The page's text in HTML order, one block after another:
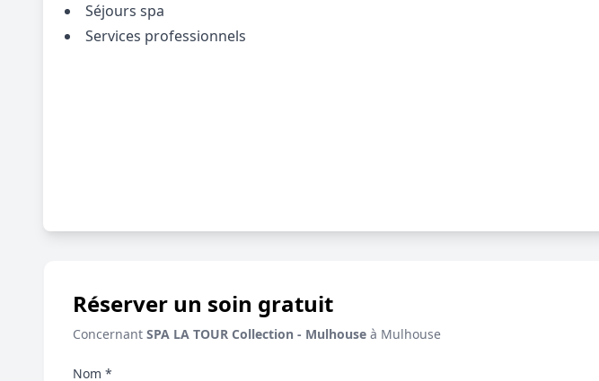
Séjours spa
Services professionnels
Réserver un soin gratuit
Concernant SPA LA TOUR Collection - Mulhouse à Mulhouse
Nom *